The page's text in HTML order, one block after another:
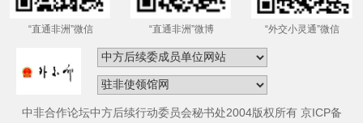
“直通非洲”微信 “直通非洲”微博 “外交小灵通”微信
中非合作论坛中方后续行动委员会秘书处2004版权所有 京ICP备